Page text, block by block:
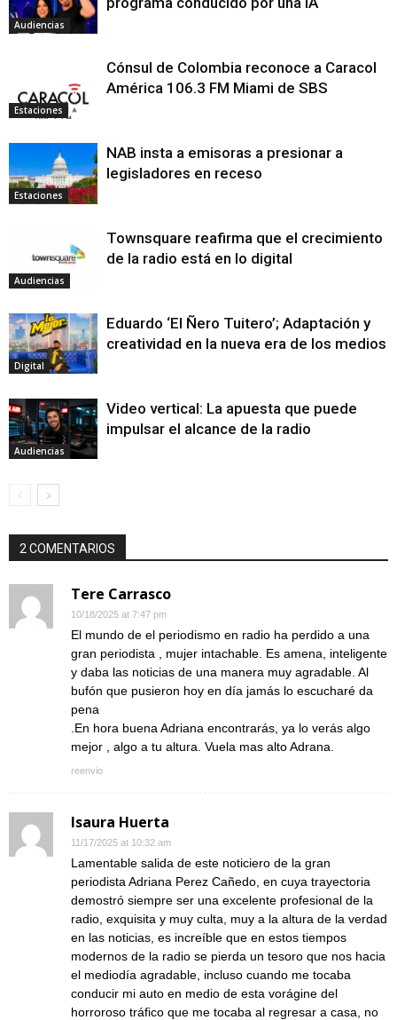
Audiencias
Estaciones
Cónsul de Colombia reconoce a Caracol
América 106.3 FM Miami de SBS
Estaciones
NAB insta a emisoras a presionar a
legisladores en receso
Audiencias
Townsquare reafirma que el crecimiento
de la radio está en lo digital
Digital
Eduardo ‘El Ñero Tuitero’; Adaptación y
creatividad en la nueva era de los medios
Audiencias
Video vertical: La apuesta que puede
impulsar el alcance de la radio
2 COMENTARIOS
Tere Carrasco
10/18/2025 at 7:47 pm
El mundo de el periodismo en radio ha perdido a una
gran periodista , mujer intachable. Es amena, inteligente
y daba las noticias de una manera muy agradable. Al
bufón que pusieron hoy en día jamás lo escucharé da
pena
.En hora buena Adriana encontrarás, ya lo verás algo
mejor , algo a tu altura. Vuela mas alto Adrana.
reenvio
Isaura Huerta
11/17/2025 at 10:32 am
Lamentable salida de este noticiero de la gran
periodista Adriana Perez Cañedo, en cuya trayectoria
demostró siempre ser una excelente profesional de la
radio, exquisita y muy culta, muy a la altura de la verdad
en las noticias, es increíble que en estos tiempos
modernos de la radio se pierda un tesoro que nos hacia
el mediodía agradable, incluso cuando me tocaba
conducir mi auto en medio de esta vorágine del
horroroso tráfico que me tocaba al regresar a casa, no